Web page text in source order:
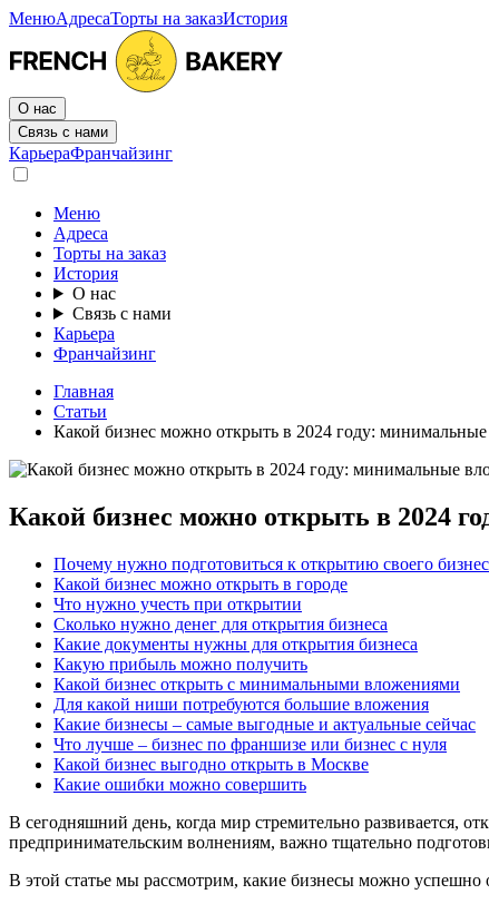
МенюАдресаТорты на заказИстория
О нас
Связь с нами
КарьераФранчайзинг
Меню
Адреса
Торты на заказ
История
О нас
Связь с нами
Карьера
Франчайзинг
Главная
Статьи
Какой бизнес можно открыть в 2024 году:
Какой бизнес можно открыть в 2024
Почему нужно подготовиться к открытию своего
Какой бизнес можно открыть в городе
Что нужно учесть при открытии
Сколько нужно денег для открытия бизнеса
Какие документы нужны для открытия бизнеса
Какую прибыль можно получить
Какой бизнес открыть с минимальными вложениями
Для какой ниши потребуются большие вложения
Какие бизнесы – самые выгодные и актуальные сейчас
Что лучше – бизнес по франшизе или бизнес с нуля
Какой бизнес выгодно открыть в Москве
Какие ошибки можно совершить
В сегодняшний день, когда мир стремительно развивается,
предпринимательским волнениям, важно тщательно
В этой статье мы рассмотрим, какие бизнесы можно успешно